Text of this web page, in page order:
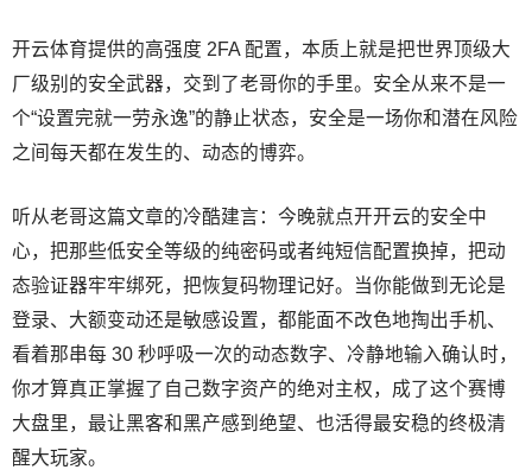
开云体育提供的高强度 2FA 配置，本质上就是把世界顶级大
厂级别的安全武器，交到了老哥你的手里。安全从来不是一
个“设置完就一劳永逸”的静止状态，安全是一场你和潜在风险
之间每天都在发生的、动态的博弈。
听从老哥这篇文章的冷酷建言：今晚就点开开云的安全中
心，把那些低安全等级的纯密码或者纯短信配置换掉，把动
态验证器牢牢绑死，把恢复码物理记好。当你能做到无论是
登录、大额变动还是敏感设置，都能面不改色地掏出手机、
看着那串每 30 秒呼吸一次的动态数字、冷静地输入确认时，
你才算真正掌握了自己数字资产的绝对主权，成了这个赛博
大盘里，最让黑客和黑产感到绝望、也活得最安稳的终极清
醒大玩家。